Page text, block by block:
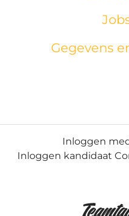
Gegevens
Inloggen
Inloggen kandidaat